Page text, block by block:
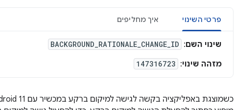
פרטי השינוי איך מחליפים
שינוי השם:
BACKGROUND_RATIONALE_CHANGE_ID
מזהה שינוי:
147316723